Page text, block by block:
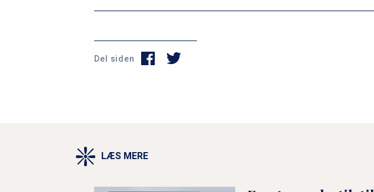
Del siden
LÆS MERE